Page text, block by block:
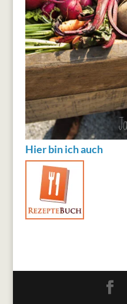
Hier bin ich auch